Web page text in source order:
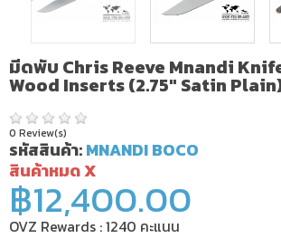
มีดพับ Chris Reeve Mnandi
Wood Inserts (2.75" Satin
0 Review(s)
รหัสสินค้า:MNANDI BOCO
สินค้าหมด X
฿12,400.00
OVZ Rewards :1240 คะแนน